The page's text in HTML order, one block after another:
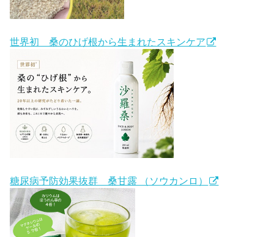
世界初 桑のひげ根から生まれたスキンケア
糖尿病予防効果抜群 桑甘露 （ソウカンロ）